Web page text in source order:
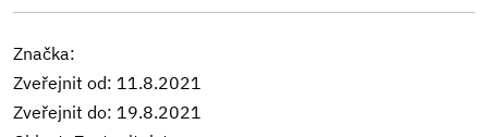
Značka:
Zveřejnit od: 11.8.2021
Zveřejnit do: 19.8.2021